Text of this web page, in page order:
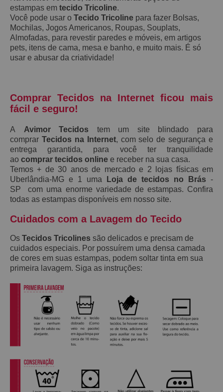
estampas em tecido Tricoline.
Você pode usar o Tecido Tricoline para fazer Bolsas,
Mochilas, Jogos Americanos, Roupas, Souplats,
Almofadas, para revestir paredes e móveis, em artigos
pets, itens de cama, mesa e banho, e muito mais. É só
usar e abusar da criatividade!
Comprar Tecidos na Internet ficou mais
fácil e seguro!
A Avimor Tecidos tem um site blindado para
comprar Tecidos na Internet, com selo de segurança e
entrega garantida, para você ter tranquilidade
ao comprar tecidos online e receber na sua casa.
Temos + de 30 anos de mercado e 2 lojas físicas em
Uberlândia-MG e 1 uma
Loja de tecidos no Brás -
SP com uma enorme variedade de estampas. Confira
todas as estampas disponíveis em nosso site.
Cuidados com a Lavagem do Tecido
Os Tecidos Tricolines são delicados e precisam de
cuidados especiais. Por possuírem uma densa camada
de cores em suas estampas, podem soltar tinta em sua
primeira lavagem. Siga as instruções: